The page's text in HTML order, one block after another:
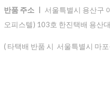
반품 주소 ㅣ 서울특별시 용산구
오피스텔) 103호 한진택배 용산
( 타택배 반품 시 서울특별시 마